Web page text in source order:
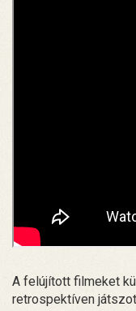
A felújított filmeket
retrospektíven